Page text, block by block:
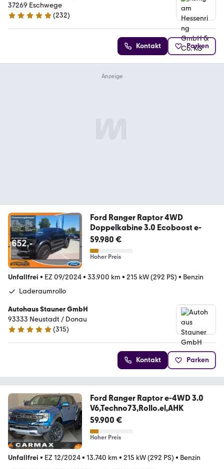
37269 Eschwege
4.9 Sterne
(232)
Kontakt Parken
Ford Ranger Raptor 4WD
Doppelkabine 3.0 Ecoboost e-
59.980 €
Hoher Preis
Unfallfrei • EZ 09/2024• 33.900 km • 215 kW (292 PS) • Benzin
Laderaumrollo
Autohaus Stauner GmbH
93333 Neustadt / Donau
4.8 Sterne
(315)
Kontakt Parken
Ford Ranger Raptor e-4WD 3.0
V6,Techno73,Rollo.el,AHK
59.900 €
Hoher Preis
Unfallfrei • EZ 12/2024• 13.740 km • 215 kW (292 PS) • Benzin